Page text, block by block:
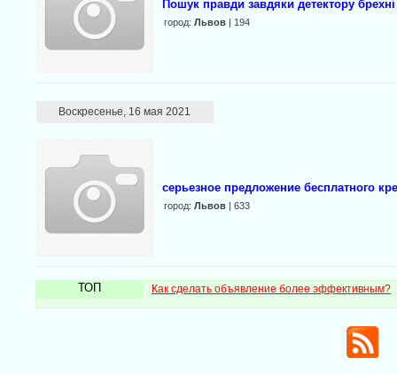
Пошук правди завдяки детектору брехні
город: Львов| 194
Воскресенье, 16 мая 2021
серьезное предложение бесплатного
город: Львов| 633
ТОП Как сделать объявление более эффективным?